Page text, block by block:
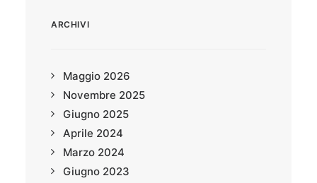
ARCHIVI
Maggio 2026
Novembre 2025
Giugno 2025
Aprile 2024
Marzo 2024
Giugno 2023